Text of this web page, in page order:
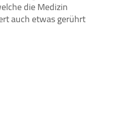
die Medizin
auch etwas gerührt